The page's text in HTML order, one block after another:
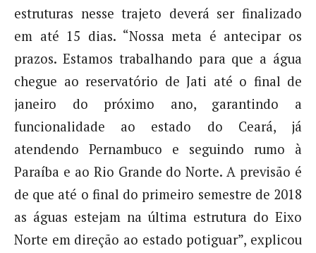
estruturas nesse trajeto deverá ser finalizado
em até 15 dias. “Nossa meta é antecipar os
prazos. Estamos trabalhando para que a água
chegue ao reservatório de Jati até o final de
janeiro do próximo ano, garantindo a
funcionalidade ao estado do Ceará, já
atendendo Pernambuco e seguindo rumo à
Paraíba e ao Rio Grande do Norte. A previsão é
de que até o final do primeiro semestre de 2018
as águas estejam na última estrutura do Eixo
Norte em direção ao estado potiguar”, explicou